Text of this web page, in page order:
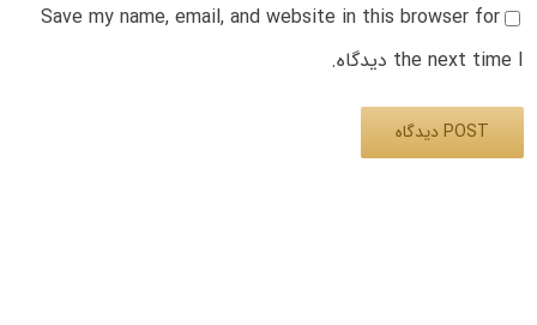
Save my name, email, and website in this browser for
the next time I دیدگاه.